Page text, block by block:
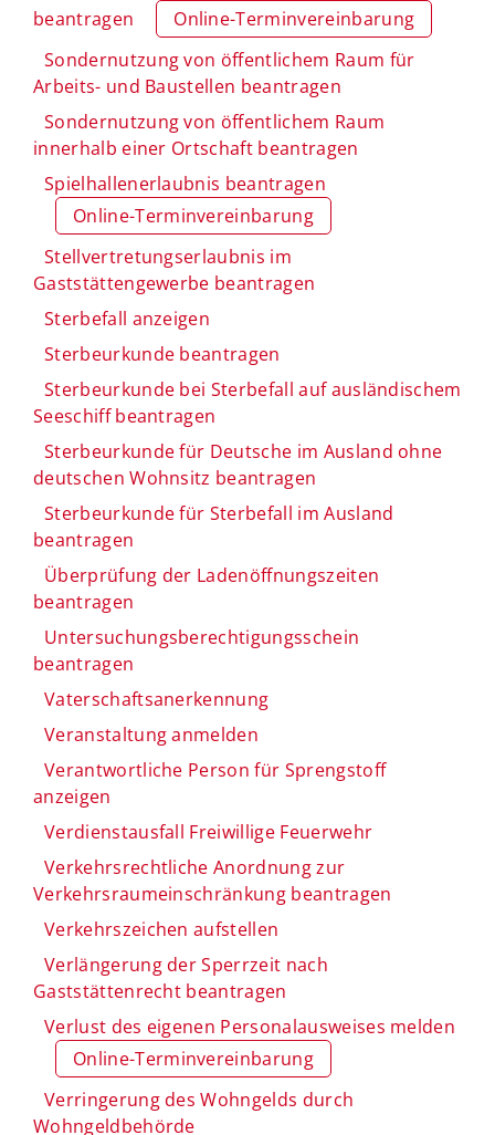
beantragen
Online-Terminvereinbarung
Sondernutzung von öffentlichem Raum für
Arbeits- und Baustellen beantragen
Sondernutzung von öffentlichem Raum
innerhalb einer Ortschaft beantragen
Spielhallenerlaubnis beantragen
Online-Terminvereinbarung
Stellvertretungserlaubnis im
Gaststättengewerbe beantragen
Sterbefall anzeigen
Sterbeurkunde beantragen
Sterbeurkunde bei Sterbefall auf ausländischem
Seeschiff beantragen
Sterbeurkunde für Deutsche im Ausland ohne
deutschen Wohnsitz beantragen
Sterbeurkunde für Sterbefall im Ausland
beantragen
Überprüfung der Ladenöffnungszeiten
beantragen
Untersuchungsberechtigungsschein
beantragen
Vaterschaftsanerkennung
Veranstaltung anmelden
Verantwortliche Person für Sprengstoff
anzeigen
Verdienstausfall Freiwillige Feuerwehr
Verkehrsrechtliche Anordnung zur
Verkehrsraumeinschränkung beantragen
Verkehrszeichen aufstellen
Verlängerung der Sperrzeit nach
Gaststättenrecht beantragen
Verlust des eigenen Personalausweises melden
Online-Terminvereinbarung
Verringerung des Wohngelds durch
Wohngeldbehörde